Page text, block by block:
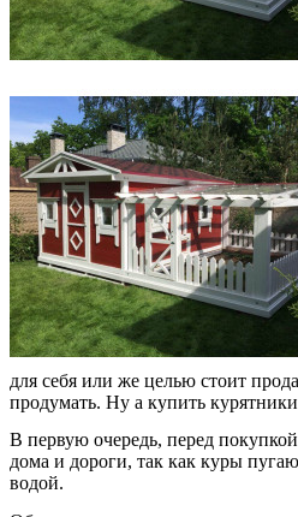
для себя или же целью стоит
продумать. Ну а купить
В первую очередь, перед
дома и дороги, так как куры
водой.